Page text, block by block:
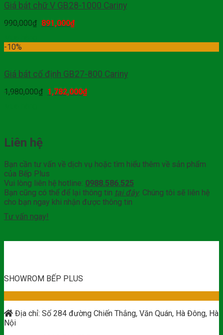
Giá bát chữ V GB28-1000 Cariny
990,000₫ 891,000₫
-10%
Giá bát cố định GB27-800 Cariny
1,980,000₫ 1,782,000₫
Liên hệ
Bạn cần tư vấn về dịch vụ hoặc tìm hiểu thêm về sản phẩm
của Bếp Plus
Vui lòng liên hệ hotline: 0988.586.525
Bạn cũng có thể để lại thông tin tại đây. Chúng tôi sẽ liên hệ
cho bạn ngay khi nhận được thông tin
Tư vấn ngay!
SHOWROM BẾP PLUS
Địa chỉ: Số 284 đường Chiến Thắng, Văn Quán, Hà Đông, Hà
Nội